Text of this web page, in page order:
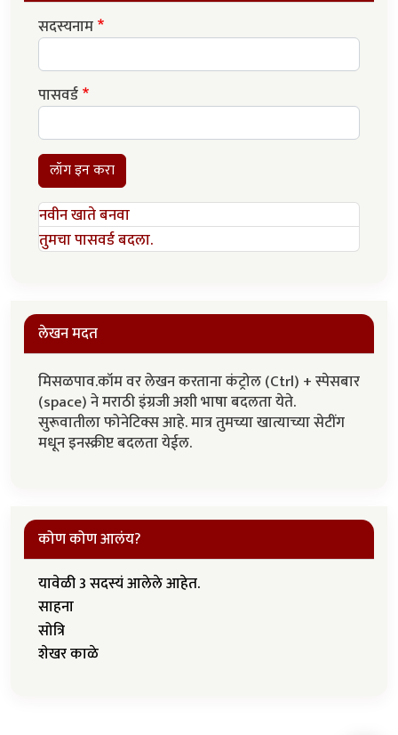
सदस्यनाम
पासवर्ड
लॉग इन करा
नवीन खाते बनवा
तुमचा पासवर्ड बदला.
लेखन मदत
मिसळपाव.कॉम वर लेखन करताना कंट्रोल (Ctrl) + स्पेसबार
(space) ने मराठी इंग्रजी अशी भाषा बदलता येते.
सुरूवातीला फोनेटिक्स आहे. मात्र तुमच्या खात्याच्या सेटींग
मधून इनस्क्रीप्ट बदलता येईल.
कोण कोण आलंय?
यावेळी 3 सदस्यं आलेले आहेत.
साहना
सोत्रि
शेखर काळे